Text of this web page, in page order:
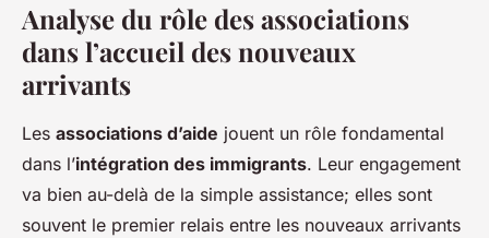
Analyse du rôle des associations
dans l’accueil des nouveaux
arrivants
Les associations d’aide jouent un rôle fondamental
dans l’intégration des immigrants. Leur engagement
va bien au-delà de la simple assistance; elles sont
souvent le premier relais entre les nouveaux arrivants